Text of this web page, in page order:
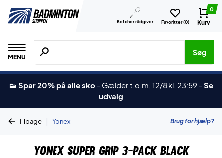
Ketcher rådgiver Favoritter (0)
0
Kurv
MENU
Søg efter produkter, mærker etc.
Søg
👟 Spar 20% på alle sko - Gælder t.o.m, 12/8 kl. 23:59 -Se
udvalg
Tilbage | Yonex Brug for hjælp?
Yonex Super Grip 3-Pack Black